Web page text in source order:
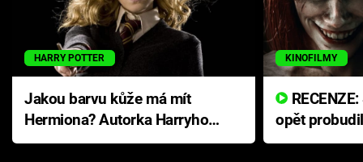
HARRY POTTER
Jakou barvu kůže má mít
Hermiona? Autorka Harryho
Pottera přišla s ráznou
KINOFILMY
opět
přichází s